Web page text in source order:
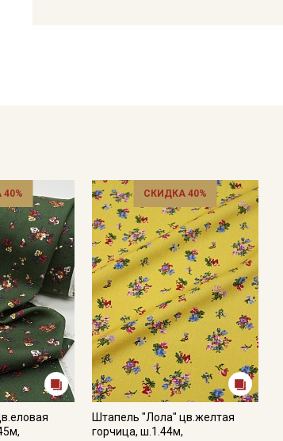
СКИДКА 40%
Штапель "Лола" цв.желтая
горчица, ш.1.44м,